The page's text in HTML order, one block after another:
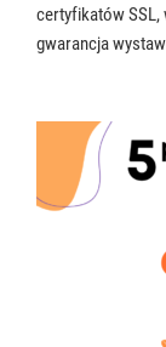
certyfikatów SSL,
gwarancja